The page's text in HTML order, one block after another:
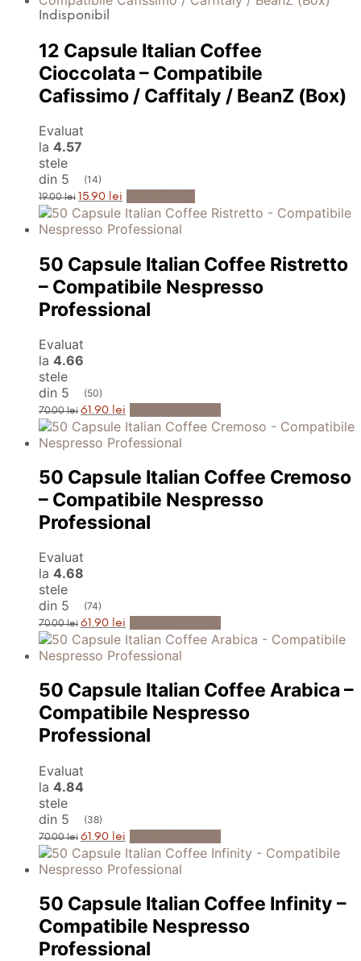
19.00 lei.
Indisponibil
12 Capsule Italian Coffee
Cioccolata – Compatibile
Cafissimo / Caffitaly / BeanZ (Box)
Evaluat
la 4.57
stele
din 5
(14)
19.00lei Prețul
inițial
a
fost:
15.90 lei Prețul
curent
este:
15.90 lei.
50 Capsule Italian Coffee Ristretto
– Compatibile Nespresso
Professional
Evaluat
la 4.66
stele
din 5
(50)
70.00lei Prețul
inițial
a
fost:
61.90 lei Prețul
curent
este:
61.90 lei.
50 Capsule Italian Coffee Cremoso
– Compatibile Nespresso
Professional
Evaluat
la 4.68
stele
din 5
(74)
70.00lei Prețul
inițial
a
fost:
61.90 lei Prețul
curent
este:
61.90 lei.
50 Capsule Italian Coffee Arabica –
Compatibile Nespresso
Professional
Evaluat
la 4.84
stele
din 5
(38)
70.00lei Prețul
inițial
a
fost:
61.90 lei Prețul
curent
este:
61.90 lei.
50 Capsule Italian Coffee Infinity –
Compatibile Nespresso
Professional